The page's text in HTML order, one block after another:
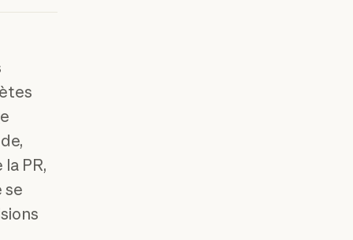
PR,
se